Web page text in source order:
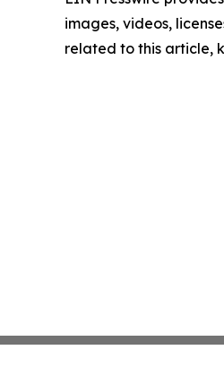
images, videos,
related to this article,